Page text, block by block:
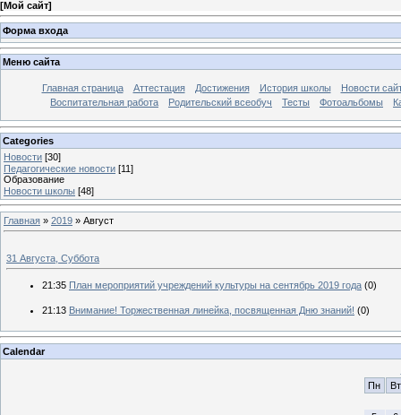
[Мой сайт]
Форма входа
Меню сайта
Главная страница Аттестация Достижения История школы
Новости
Воспитательная работа
Родительский всеобуч Тесты Фотоальбомы
Categories
Новости [30]
Педагогические новости [11]
Образование
Новости школы [48]
Главная » 2019 » Август
31 Августа, Суббота
21:35 План мероприятий учреждений культуры на сентябрь 2019 года (0)
21:13 Внимание! Торжественная линейка, посвященная Дню знаний! (0)
Calendar
Пн
Вт